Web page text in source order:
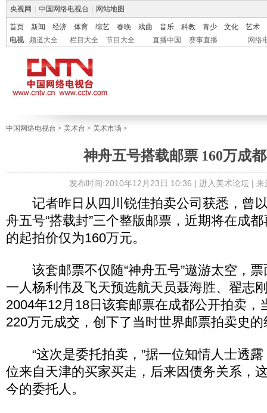
央视网 中国网络电视台 网站地图
首页 新闻 经济 体育 综艺 春晚 戏曲 音乐 科教 青少 文化
艺术
电视
频道大全 栏目大全 节目大全 直播中国 赛事直播 网络
中国网络电视台 > 美术台 > 美术市场 >
神舟五号搭载邮票 160万成
发布时间:2010年12月23日 10:36 | 进入美术论坛| 来
记者昨日从四川锐佳拍卖公司获悉，曾
舟五号“搭载封”三个整版邮票，近期将在成
的起拍价仅为160万元。
该套邮票不仅随“神舟五号”遨游太空，票
一人杨利伟及飞天预选航天员聂海胜、翟志
2004年12月18日该套邮票在成都公开拍卖，
220万元成交，创下了当时世界邮票拍卖史的
“这次是委托拍卖，”据一位知情人士透露
位来自天津的买家买走，后来因债务关系，
今的委托人。